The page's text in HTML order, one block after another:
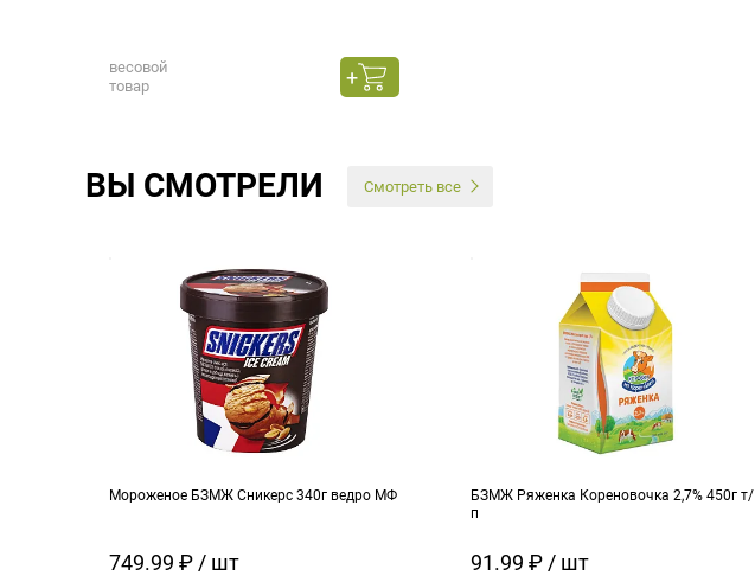
весовой
товар
ВЫ СМОТРЕЛИ Смотреть все
Мороженое БЗМЖ Сникерс 340г ведро МФ
749.99 ₽ / шт
БЗМЖ Ряженка Кореновочка 2,7% 450г т/
п
91.99 ₽ / шт